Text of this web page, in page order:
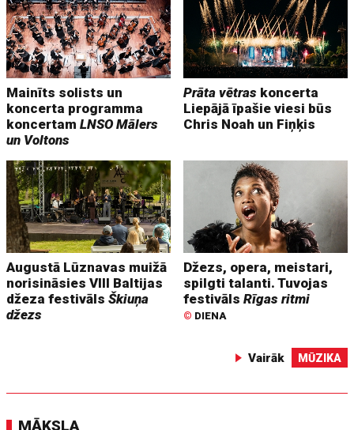
Mainīts solists un
koncerta programma
koncertamLNSO Mālers
un Voltons
Prāta vētras koncerta
Liepājā īpašie viesi būs
Chris Noah un Fiņķis
Augustā Lūznavas muižā
norisināsies VIII Baltijas
džeza festivālsŠkiuņa
džezs
Džezs, opera, meistari,
spilgti talanti. Tuvojas
festivālsRīgas ritmi
© DIENA
Vairāk MŪZIKA
MĀKSLA